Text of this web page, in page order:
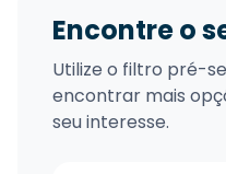
Encontre o
Utilize o filtro pré-
encontrar mais
seu interesse.